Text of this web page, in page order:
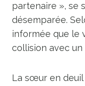
partenaire », se
désemparée.
informée que le
collision avec un
La sœur en deuil